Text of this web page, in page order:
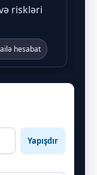
riskləri
hesabat
Yapışdır